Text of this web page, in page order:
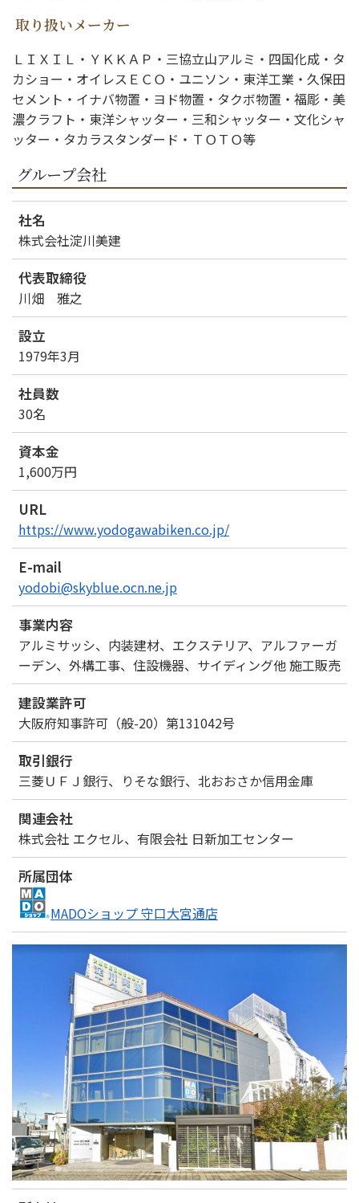
取り扱いメーカー
ＬＩＸＩＬ・ＹＫＫＡＰ・三協立山アルミ・四国化成・タ
カショー・オイレスＥＣＯ・ユニソン・東洋工業・久保田
セメント・イナバ物置・ヨド物置・タクボ物置・福彫・美
濃クラフト・東洋シャッター・三和シャッター・文化シャ
ッター・タカラスタンダード・ＴＯＴＯ等
グループ会社
社名
株式会社淀川美建
代表取締役
川畑 雅之
設立
1979年3月
社員数
30名
資本金
1,600万円
URL
https://www.yodogawabiken.co.jp/
E-mail
yodobi@skyblue.ocn.ne.jp
事業内容
アルミサッシ、内装建材、エクステリア、アルファーガ
ーデン、外構工事、住設機器、サイディング他 施工販売
建設業許可
大阪府知事許可（般-20）第131042号
取引銀行
三菱ＵＦＪ銀行、りそな銀行、北おおさか信用金庫
関連会社
株式会社 エクセル、有限会社 日新加工センター
所属団体
MADOショップ 守口大宮通店